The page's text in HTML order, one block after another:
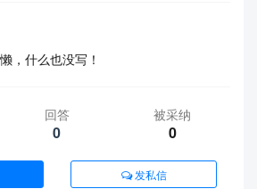
，什么也没写！
回答
0
被采纳
0
发私信